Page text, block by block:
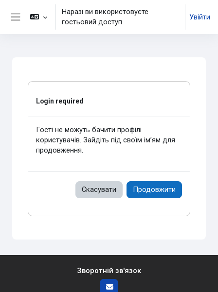
Перейти до головного вмісту
Бокова панель
Наразі ви використовуєте
гостьовий доступ
Увійти
Login required
Гості не можуть бачити профілі
користувачів. Зайдіть під своїм ім’ям для
продовження.
Скасувати Продовжити
Зворотній зв'язок